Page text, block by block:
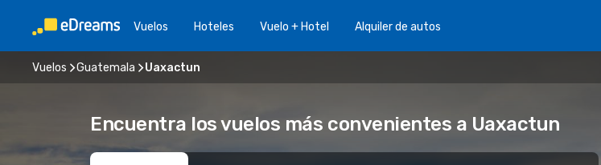
Vuelos Hoteles Vuelo + Hotel Alquiler de autos
Vuelos Guatemala Uaxactun
Encuentra los vuelos más convenientes a Uaxactun